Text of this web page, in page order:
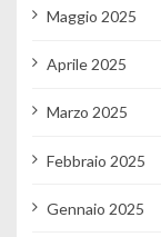
Maggio 2025
Aprile 2025
Marzo 2025
Febbraio 2025
Gennaio 2025